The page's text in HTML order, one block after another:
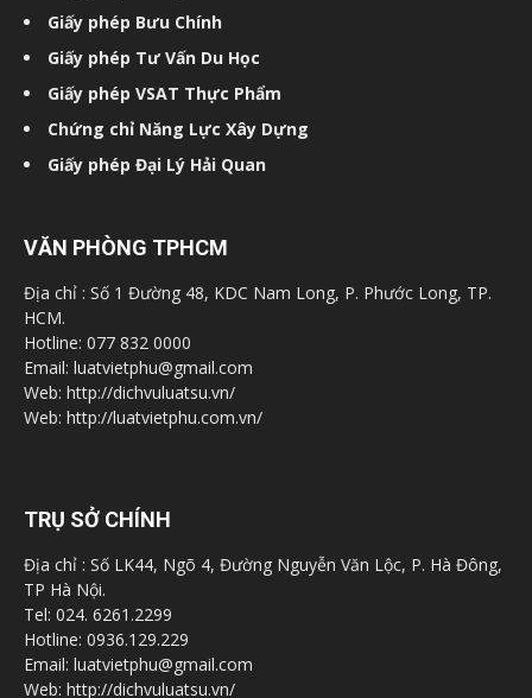
Giấy phép Bưu Chính
Giấy phép Tư Vấn Du Học
Giấy phép VSAT Thực Phẩm
Chứng chỉ Năng Lực Xây Dựng
Giấy phép Đại Lý Hải Quan
VĂN PHÒNG TPHCM
Địa chỉ : Số 1 Đường 48, KDC Nam Long, P. Phước Long, TP.
HCM.
Hotline: 077 832 0000
Email: luatvietphu@gmail.com
Web: http://dichvuluatsu.vn/
Web: http://luatvietphu.com.vn/
TRỤ SỞ CHÍNH
Địa chỉ : Số LK44, Ngõ 4, Đường Nguyễn Văn Lộc, P. Hà Đông,
TP Hà Nội.
Tel: 024. 6261.2299
Hotline: 0936.129.229
Email: luatvietphu@gmail.com
Web: http://dichvuluatsu.vn/